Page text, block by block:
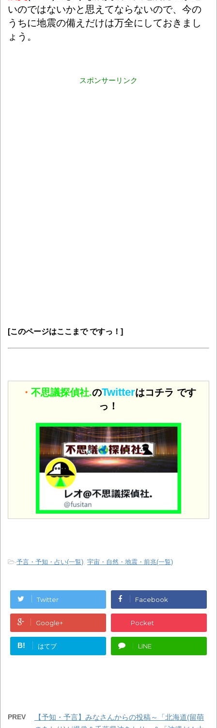
いのではないかと思えてならないので、今の
うちに地震の備えだけは万全にしておきまし
ょう。
スポンサーリンク
[このページはここまで ですっ！]
・ 不思議探偵社.のTwitterはコチラ です
っ！
-予言・予知・占い(一覧), 宇宙・自然・地震・前兆(一覧)
Twitter Facebook
Google+ Pocket
B! はてブ LINE
PREV
【予知・予言】みなさんからの投稿～「北海道(留萌